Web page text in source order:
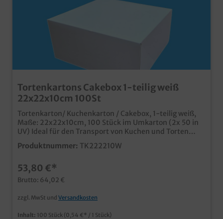
Tortenkartons Cakebox 1-teilig weiß
22x22x10cm 100St
Tortenkarton/ Kuchenkarton / Cakebox, 1-teilig weiß,
Maße: 22x22x10cm, 100 Stück im Umkarton (2x 50 in
UV) Ideal für den Transport von Kuchen und Torten
typisches Standardmaß in neutralem weiß einteilige
Variante mit anhängendem Deckel stabil und
Produktnummer: TK222210W
53,80 €*
Brutto: 64,02 €
zzgl. MwSt und Versandkosten
Inhalt: 100 Stück (0,54 €* / 1 Stück)